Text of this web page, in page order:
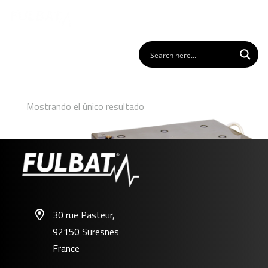
Mostrando el único resultado
30 rue Pasteur,
92150 Suresnes
France